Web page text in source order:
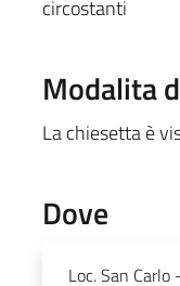
circostanti
Modalita
La chiesetta è
Dove
Loc. San